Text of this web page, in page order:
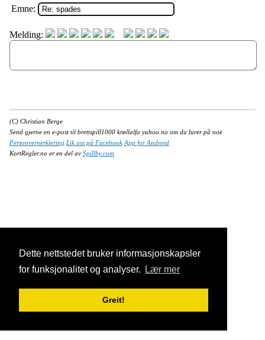
Dette nettstedet bruker informasjonskapsler
for funksjonalitet og analyser.
Lær mer
Greit!
Emne:
Melding:
(C) Christian Berge
Send gjerne en e-post til brettspill1000 krøllalfa yahoo.no om du lurer på noe
Personvernerklering Lik oss på Facebook App for Android
KortRegler.no er en del av Spillby.com